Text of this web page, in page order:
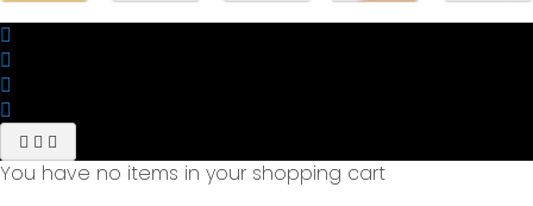
You have no items in your shopping cart